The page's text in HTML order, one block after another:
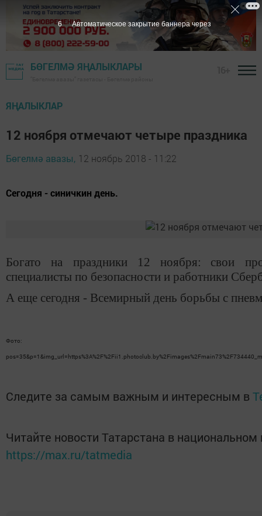
БӨГЕЛМӘ ЯҢАЛЫКЛАРЫ
ЯҢАЛЫКЛАР
12 ноября отмечают четыре праздника
Бөгелмә авазы, 12 ноябрь 2018 - 11:22
Сегодня - синичкин день.
Богато на праздники 12 ноября:
свои
специалисты по безопасности и работники
А еще сегодня - Всемирный день борьбы с
Следите за самым важным и интересным в
Читайте новости Татарстана в
https://max.ru/tatmedia
5 Автоматическое закрытие баннера через